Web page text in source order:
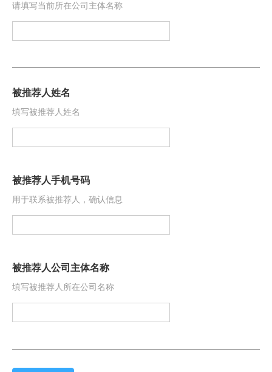
请填写当前所在公司主体名称
被推荐人姓名
填写被推荐人姓名
被推荐人手机号码
用于联系被推荐人，确认信息
被推荐人公司主体名称
填写被推荐人所在公司名称